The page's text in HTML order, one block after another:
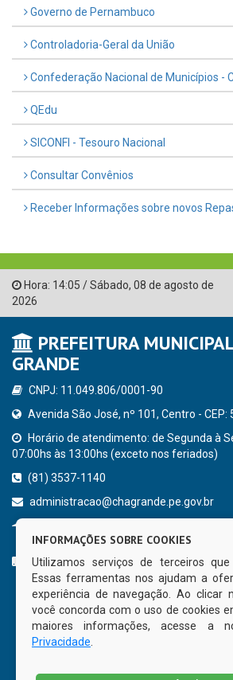
Governo de Pernambuco
Controladoria-Geral da União
Confederação Nacional de Municípios -
QEdu
SICONFI - Tesouro Nacional
Consultar Convênios
Receber Informações sobre novos
Hora: 14:05 /Sábado, 08 de agosto de
2026
PREFEITURA
GRANDE
CNPJ: 11.049.806/0001-90
Avenida São José, nº 101, Centro - CEP:
Horário de atendimento: de Segunda à
07:00hs às 13:00hs (exceto nos feriados)
(81) 3537-1140
administracao@chagrande.pe.gov.br
CURTA NOSSA FAN PAGE
INFORMAÇÕES SOBRE COOKIES
Utilizamos serviços de terceiros que
Essas ferramentas nos ajudam a
experiência de navegação. Ao clicar
você concorda com o uso de cookies
maiores informações, acesse a
Privacidade